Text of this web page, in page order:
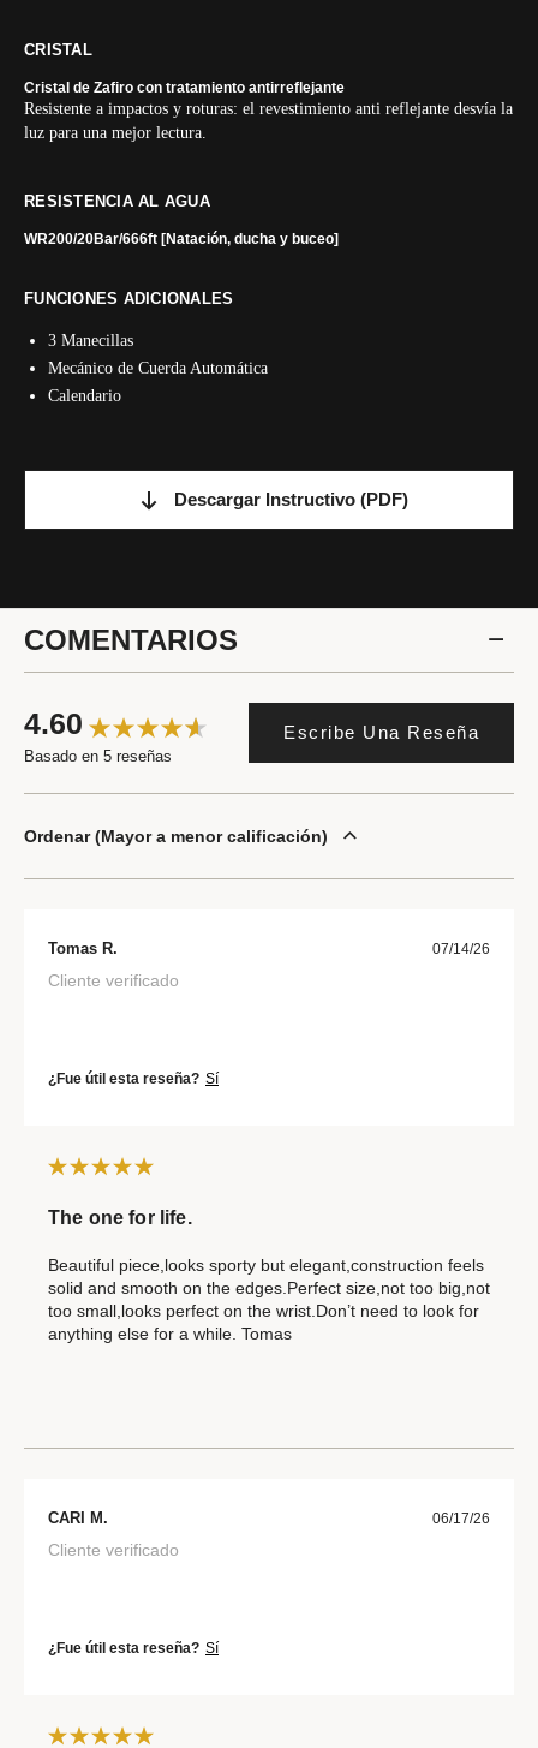
CRISTAL
Cristal de Zafiro con tratamiento antirreflejante
Resistente a impactos y roturas: el revestimiento anti reflejante desvía la
luz para una mejor lectura.
RESISTENCIA AL AGUA
WR200/20Bar/666ft [Natación, ducha y buceo]
FUNCIONES ADICIONALES
3 Manecillas
Mecánico de Cuerda Automática
Calendario
Descargar Instructivo (PDF)
COMENTARIOS
4.60
Basado en 5 reseñas
Escribe Una Reseña
Ordenar Mayor a menor calificación
Tomas R. 07/14/26
Cliente verificado
¿Fue útil esta reseña? Sí
The one for life.
Beautiful piece,looks sporty but elegant,construction feels
solid and smooth on the edges.Perfect size,not too big,not
too small,looks perfect on the wrist.Don’t need to look for
anything else for a while. Tomas
CARI M. 06/17/26
Cliente verificado
¿Fue útil esta reseña? Sí